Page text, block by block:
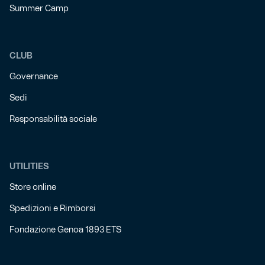
Summer Camp
CLUB
Governance
Sedi
Responsabilità sociale
UTILITIES
Store online
Spedizioni e Rimborsi
Fondazione Genoa 1893 ETS